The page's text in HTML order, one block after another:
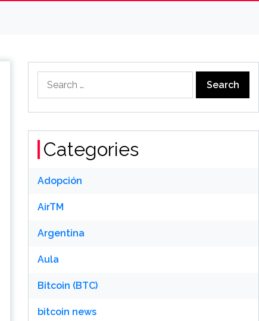
for:
Categories
Adopción
AirTM
Argentina
Aula
Bitcoin (BTC)
bitcoin news